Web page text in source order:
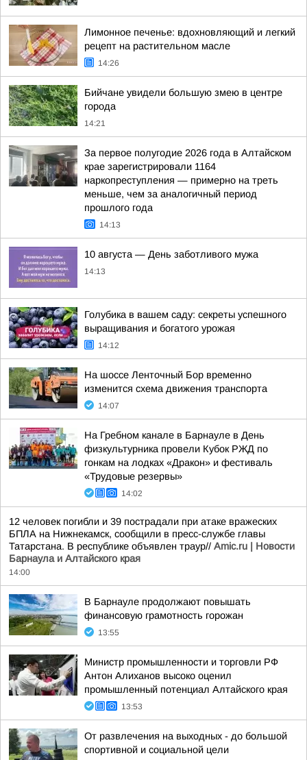
Лимонное печенье: вдохновляющий и легкий
рецепт на растительном масле
14:26
Бийчане увидели большую змею в центре
города
14:21
За первое полугодие 2026 года в Алтайском
крае зарегистрировали 1164
наркопреступления — примерно на треть
меньше, чем за аналогичный период
прошлого года
14:13
10 августа — День заботливого мужа
14:13
Голубика в вашем саду: секреты успешного
выращивания и богатого урожая
14:12
На шоссе Ленточный Бор временно
изменится схема движения транспорта
14:07
На Гребном канале в Барнауле в День
физкультурника провели Кубок РЖД по
гонкам на лодках «Дракон» и фестиваль
«Трудовые резервы»
14:02
12 человек погибли и 39 пострадали при атаке вражеских
БПЛА на Нижнекамск, сообщили в пресс-службе главы
Татарстана. В республике объявлен траур// Amic.ru | Новости
Барнаула и Алтайского края
14:00
В Барнауле продолжают повышать
финансовую грамотность горожан
13:55
Министр промышленности и торговли РФ
Антон Алиханов высоко оценил
промышленный потенциал Алтайского края
13:53
От развлечения на выходных - до большой
спортивной и социальной цели